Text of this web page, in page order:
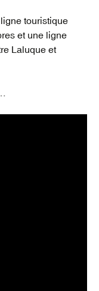
touristique
et une ligne
Laluque et